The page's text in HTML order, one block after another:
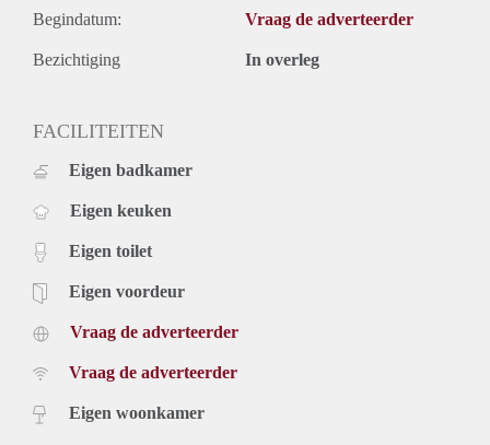
Begindatum: Vraag de adverteerder
Bezichtiging In overleg
FACILITEITEN
Eigen badkamer
Eigen keuken
Eigen toilet
Eigen voordeur
Vraag de adverteerder
Vraag de adverteerder
Eigen woonkamer